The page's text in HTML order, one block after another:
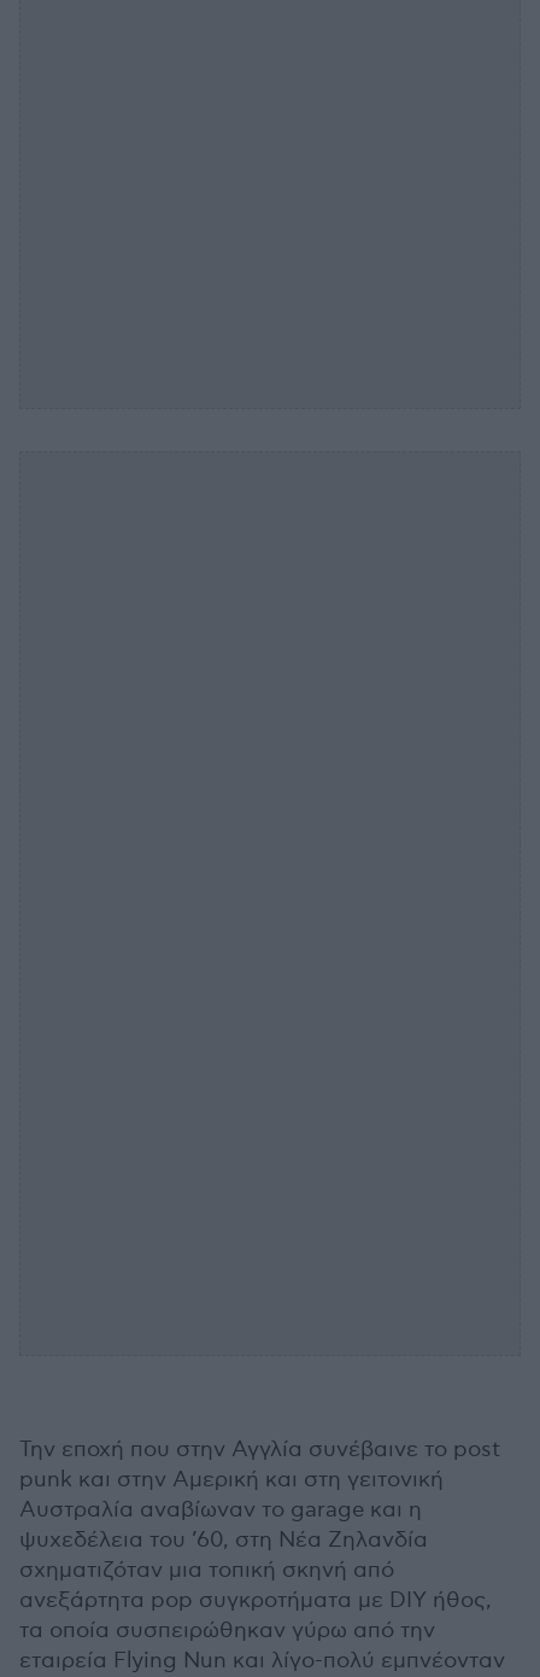
Την εποχή που στην Αγγλία συνέβαινε το post
punk και στην Αμερική και στη γειτονική
Αυστραλία αναβίωναν το garage και η
ψυχεδέλεια του ’60, στη Νέα Ζηλανδία
σχηματιζόταν μια τοπική σκηνή από
ανεξάρτητα pop συγκροτήματα με DIY ήθος,
τα οποία συσπειρώθηκαν γύρω από την
εταιρεία Flying Nun και λίγο-πολύ εμπνέονταν